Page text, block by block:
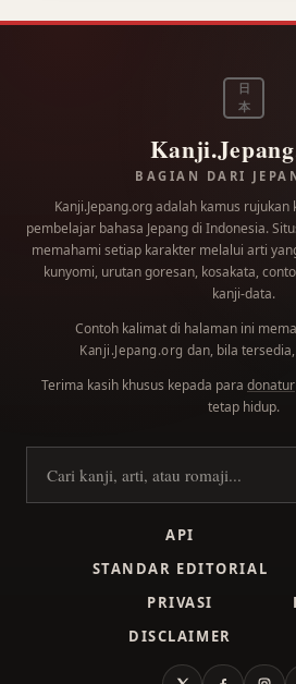
日
本
BAGIAN DARI
Kanji.Jepang.org adalah kamus rujukan
pembelajar bahasa Jepang di Indonesia.
memahami setiap karakter melalui arti
kunyomi, urutan goresan, kosakata,
kanji-data.
Contoh kalimat di halaman ini
Kanji.Jepang.org dan, bila
Terima kasih khusus kepada para donatur
tetap hidup.
Cari kanji
API
STANDAR EDITORIAL
PRIVASI
DISCLAIMER